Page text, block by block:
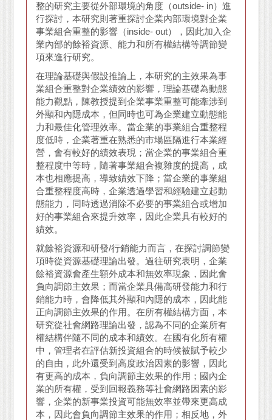
整的研究主要從外部環境的角度（outside- in）進
行探討，本研究則著重探討企業內部環境對企業
事業組合重整的影響（inside- out），因此加入企
業內部的餘裕資源、能力和所有權結構等調節變
項來進行研究。
在理論基礎與假設推論上，本研究的主效果為事
業組合重整對企業績效的影響，理論基礎為動態
能力觀點，陳教授提到企業事業重整可能牽涉到
外顯和內隱成本，但同時也可為企業建立動態能
力和最佳化管理效率。當企業的事業組合重整程
度低時，企業著重在熟悉的市場區隔進行本業經
營，會有較好的績效表現；當企業的事業組合重
整程度中等時，隨著事業組合複雜度的提高，成
本也相應提高，導致績效下降；當企業的事業組
合重整程度高時，企業透過學習和經驗建立起動
態能力，同時透過消除不必要的事業組合或增加
好的事業組合來提升效率，因此企業具有較好的
績效。
就餘裕資源和研發/行銷能力而言，在探討調節變
項時從資源基礎理論出發。過往研究表明，企業
餘裕資源會產生額外成本和無效率現象，因此會
負向調節主效果；而當企業具備高研發能力和行
銷能力時，會降低其外顯和內隱的成本，因此能
正向調節主效果的作用。在所有權結構方面，本
研究從社會網路理論出發，認為不同的企業所有
權結構伴隨不同的成本和績效。在國有化所有權
中，管理者在評估新投資組合的時候被賦予較少
的自由，此外還受到高度政治因素的影響，因此
有更高的成本，負向調節主效果的作用；國內企
業的所有權，受到回報義務等社會網路因素的影
響，企業的新事業投資可能無效率並帶來更高成
本，因此會負向調節主效果的作用；相反地，外